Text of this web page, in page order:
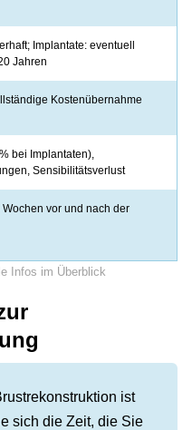
Infos im Überblick
Implantate: eventuell
Jahren
Kostenübernahme
bei Implantaten),
Sensibilitätsverlust
vor und nach der
ist
sich die Zeit, die Sie